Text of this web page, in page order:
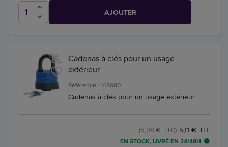
AJOUTER
Cadenas à clés pour un usage
extérieur
Référence : 148680
Cadenas à clés pour un usage extérieur
5,11 € HT
(5,98 € TTC)
EN STOCK, LIVRÉ EN 24/48H